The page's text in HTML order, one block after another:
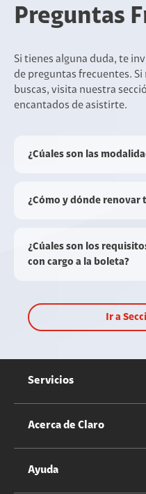
Preguntas
Si tienes alguna duda, te
de preguntas frecuentes.
buscas, visita nuestra
encantados de asistirte.
¿Cúales son las
¿Cómo y dónde renovar
¿Cúales son los
con cargo a la boleta?
Ir a
Servicios
Servicios Móviles
Acerca de Claro
Información Corporativa
Ayuda